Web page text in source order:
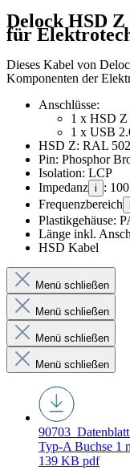
Delock HSD
für
Dieses Kabel von
Komponenten der
Anschlüsse:
1 x HSD Z
1 x USB
HSD Z: RAL
Pin: Phosphor
Isolation: LCP
Impedanz i
:
Frequenzbereich i
Plastikgehäuse:
Länge inkl.
HSD Kabel
Menü schließen
Menü schließen
Menü schließen
Menü schließen
90703_Datenblatt
Typ-A Buchse 1
139 KB pdf